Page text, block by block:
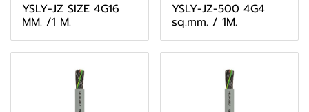
YSLY-JZ SIZE 4G16
MM. /1 M.
YSLY-JZ-500 4G4
sq.mm. / 1M.